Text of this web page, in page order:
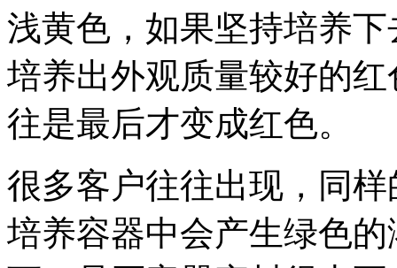
浅黄色，如果坚持培养
培养出外观质量较好的
往是最后才变成红色。
很多客户往往出现，同
培养容器中会产生绿色